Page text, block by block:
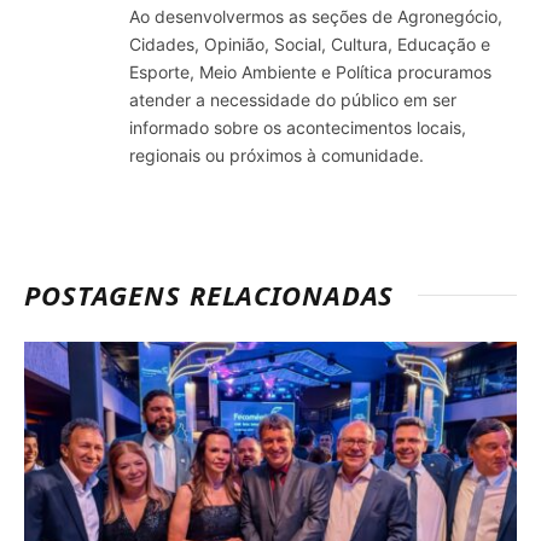
Ao desenvolvermos as seções de Agronegócio,
Cidades, Opinião, Social, Cultura, Educação e
Esporte, Meio Ambiente e Política procuramos
atender a necessidade do público em ser
informado sobre os acontecimentos locais,
regionais ou próximos à comunidade.
POSTAGENS RELACIONADAS